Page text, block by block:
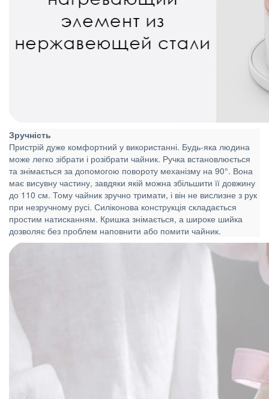
Зручність
Пристрій дуже комфортний у використанні. Будь-яка людина
може легко зібрати і розібрати чайник. Ручка встановлюється
та знімається за допомогою повороту механізму на 90°. Вона
має висувну частину, завдяки якій можна збільшити її довжину
до 110 см. Тому чайник зручно тримати, і він не вислизне з рук
при незручному русі. Силіконова конструкція складається
простим натисканням. Кришка знімається, а широке шийка
дозволяє без проблем наповнити або помити чайник.